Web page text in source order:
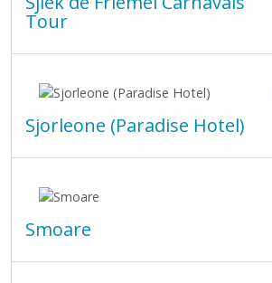
Tour
Sjorleone (Paradise Hotel)
Smoare